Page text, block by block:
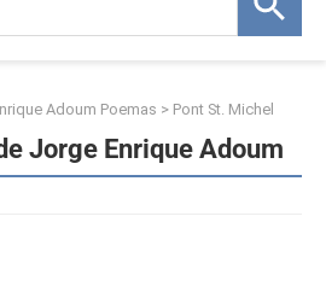
Adoum Poemas > Pont St. Michel
Jorge Enrique Adoum